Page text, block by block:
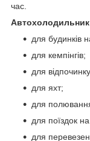
час.
для будинків
для кемпінгів;
для
для яхт;
для
для поїздок на
для